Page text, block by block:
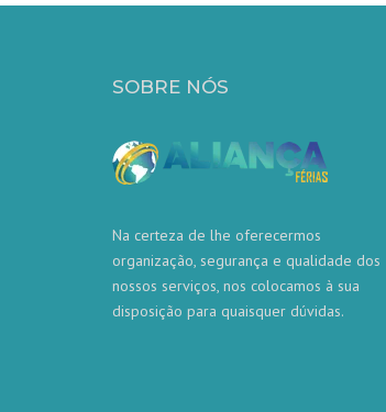
SOBRE NÓS
Na certeza de lhe oferecermos
organização, segurança e qualidade dos
nossos serviços, nos colocamos à sua
disposição para quaisquer dúvidas.